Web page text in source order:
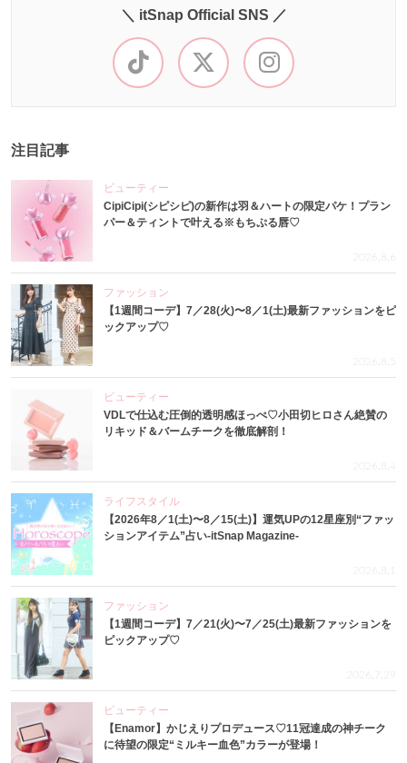
＼ itSnap Official SNS ／
注目記事
ビューティー
CipiCipi(シピシピ)の新作は羽＆ハートの限定パケ！プラン
パー＆ティントで叶える※もちぷる唇♡
2026.8.6
ファッション
【1週間コーデ】7／28(火)〜8／1(土)最新ファッションをピ
ックアップ♡
2026.8.5
ビューティー
VDLで仕込む圧倒的透明感ほっぺ♡小田切ヒロさん絶賛の
リキッド＆バームチークを徹底解剖！
2026.8.4
ライフスタイル
【2026年8／1(土)〜8／15(土)】運気UPの12星座別“ファッ
ションアイテム”占い-itSnap Magazine-
2026.8.1
ファッション
【1週間コーデ】7／21(火)〜7／25(土)最新ファッションを
ピックアップ♡
2026.7.29
ビューティー
【Enamor】かじえりプロデュース♡11冠達成の神チーク
に待望の限定“ミルキー血色”カラーが登場！